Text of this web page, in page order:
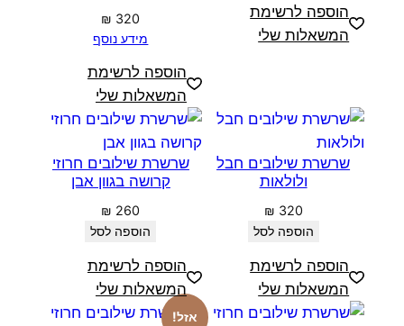
הוספה לרשימת
המשאלות שלי
₪ 320
מידע נוסף
הוספה לרשימת
המשאלות שלי
שרשרת שילובים חבל
ולולאות
₪ 320
הוספה לסל
הוספה לרשימת
המשאלות שלי
שרשרת שילובים חרוזי
קרושה בגוון אבן
₪ 260
הוספה לסל
הוספה לרשימת
המשאלות שלי
אזל!